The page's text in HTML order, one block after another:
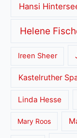
Hansi
Helene
Ireen Sheer
Kastelruther
Linda Hesse
Mary Roos